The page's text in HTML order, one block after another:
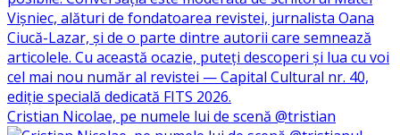
Cristian Nicolae, pe numele lui de scenă @tristian